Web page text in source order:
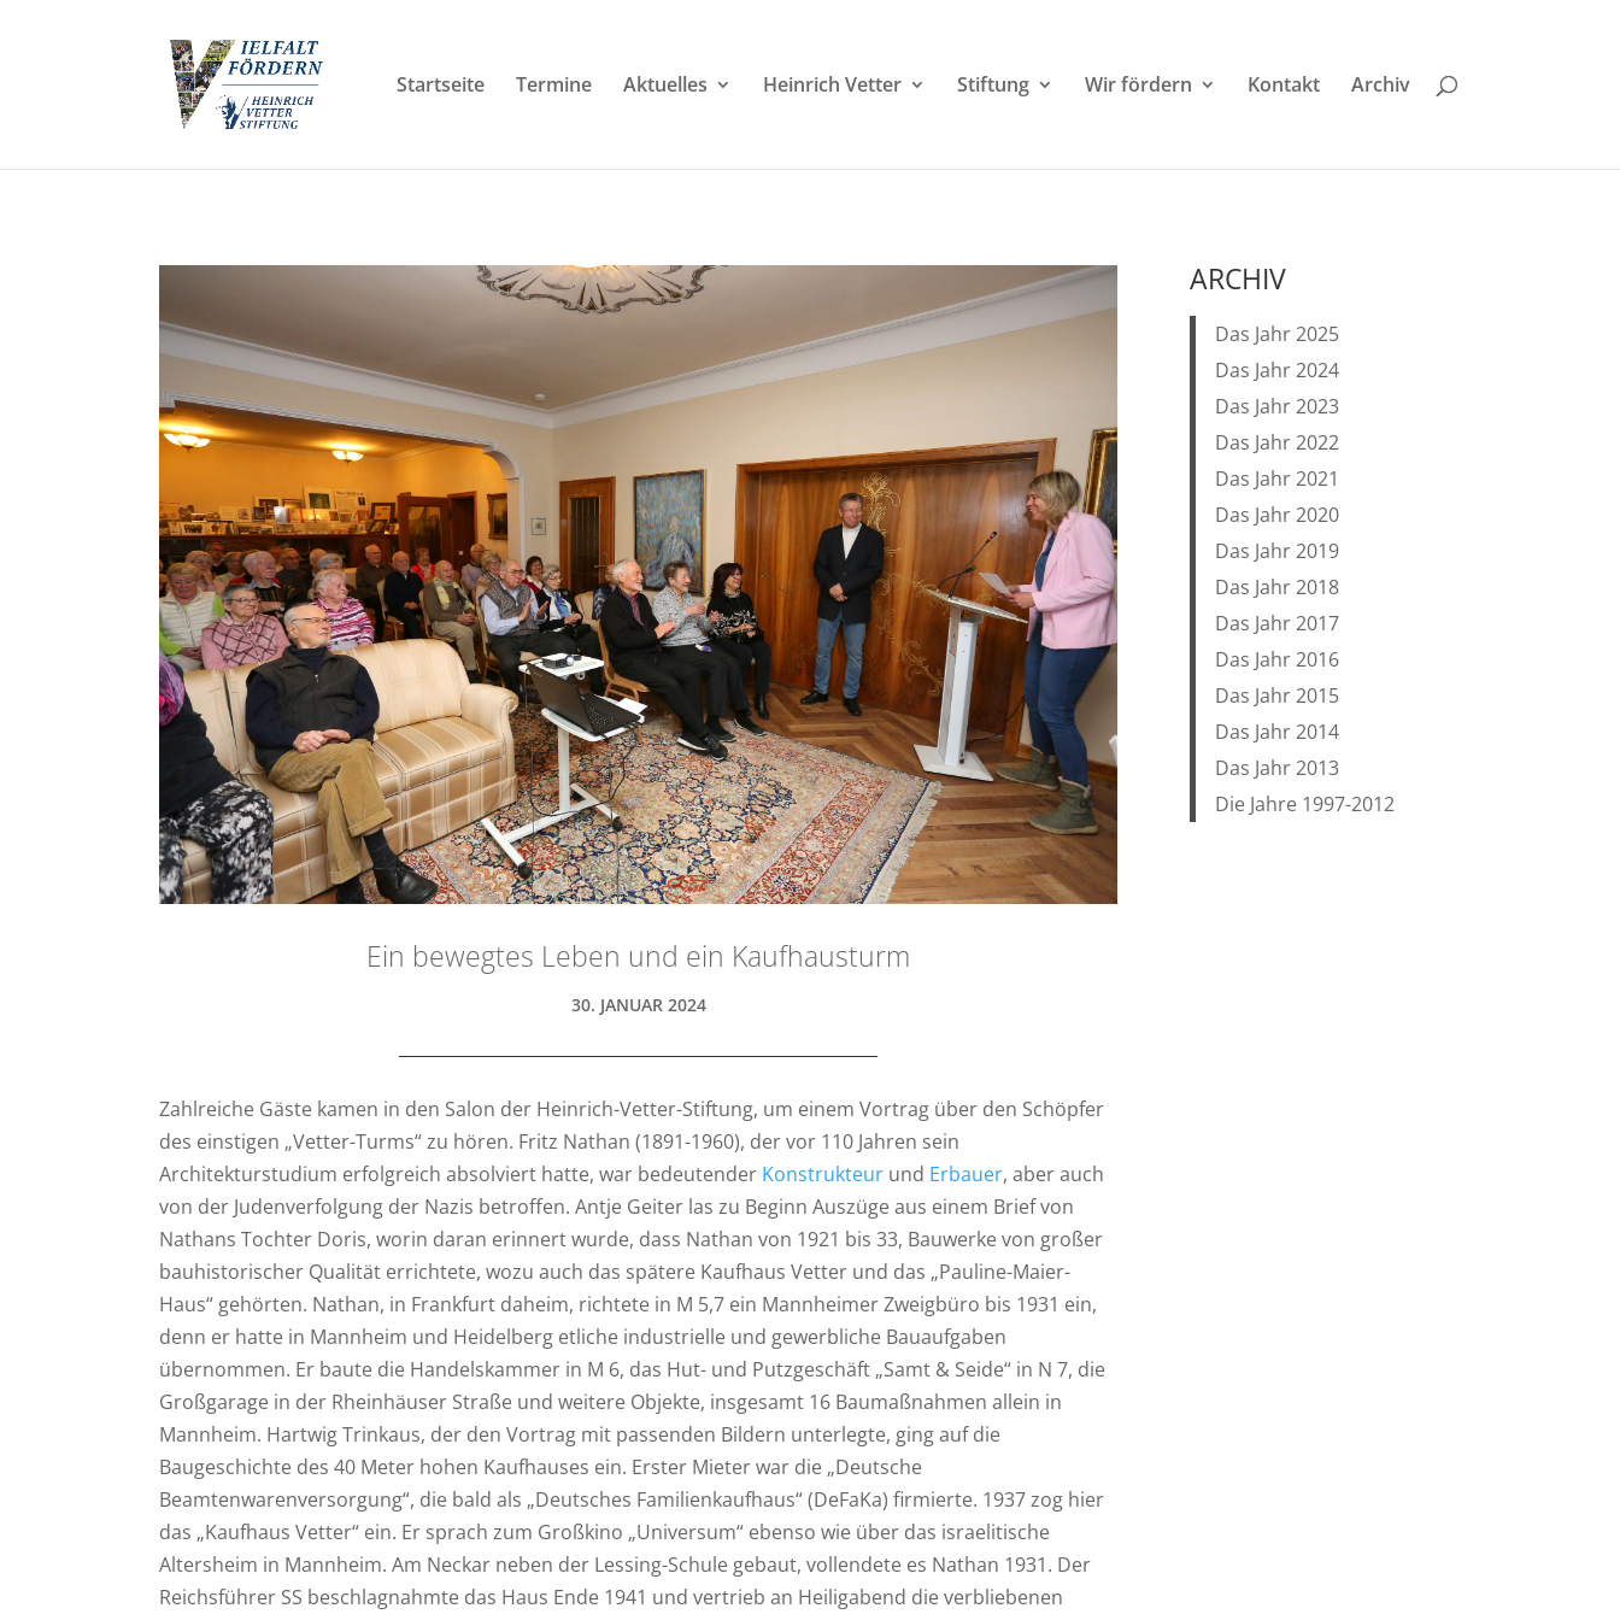
Startseite Termine Aktuelles Heinrich Vetter Stiftung Wir fördern Kontakt Archiv
Ein bewegtes Leben und ein Kaufhausturm
30. JANUAR 2024
Zahlreiche Gäste kamen in den Salon der Heinrich-Vetter-Stiftung, um einem Vortrag über den Schöpfer
des einstigen „Vetter-Turms“ zu hören. Fritz Nathan (1891-1960), der vor 110 Jahren sein
Architekturstudium erfolgreich absolviert hatte, war bedeutender Konstrukteur und Erbauer, aber auch
von der Judenverfolgung der Nazis betroffen. Antje Geiter las zu Beginn Auszüge aus einem Brief von
Nathans Tochter Doris, worin daran erinnert wurde, dass Nathan von 1921 bis 33, Bauwerke von großer
bauhistorischer Qualität errichtete, wozu auch das spätere Kaufhaus Vetter und das „Pauline-Maier-
Haus“ gehörten. Nathan, in Frankfurt daheim, richtete in M 5,7 ein Mannheimer Zweigbüro bis 1931 ein,
denn er hatte in Mannheim und Heidelberg etliche industrielle und gewerbliche Bauaufgaben
übernommen. Er baute die Handelskammer in M 6, das Hut- und Putzgeschäft „Samt & Seide“ in N 7, die
Großgarage in der Rheinhäuser Straße und weitere Objekte, insgesamt 16 Baumaßnahmen allein in
Mannheim. Hartwig Trinkaus, der den Vortrag mit passenden Bildern unterlegte, ging auf die
Baugeschichte des 40 Meter hohen Kaufhauses ein. Erster Mieter war die „Deutsche
Beamtenwarenversorgung“, die bald als „Deutsches Familienkaufhaus“ (DeFaKa) firmierte. 1937 zog hier
das „Kaufhaus Vetter“ ein. Er sprach zum Großkino „Universum“ ebenso wie über das israelitische
Altersheim in Mannheim. Am Neckar neben der Lessing-Schule gebaut, vollendete es Nathan 1931. Der
Reichsführer SS beschlagnahmte das Haus Ende 1941 und vertrieb an Heiligabend die verbliebenen
ARCHIV
Das Jahr 2025
Das Jahr 2024
Das Jahr 2023
Das Jahr 2022
Das Jahr 2021
Das Jahr 2020
Das Jahr 2019
Das Jahr 2018
Das Jahr 2017
Das Jahr 2016
Das Jahr 2015
Das Jahr 2014
Das Jahr 2013
Die Jahre 1997-2012